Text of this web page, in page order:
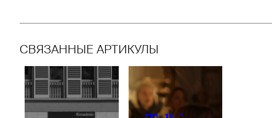
СВЯЗАННЫЕ АРТИКУЛЫ